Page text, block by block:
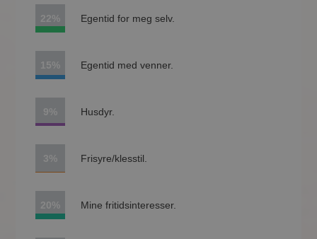
22% Egentid for meg selv.
15% Egentid med venner.
9% Husdyr.
3% Frisyre/klesstil.
20% Mine fritidsinteresser.